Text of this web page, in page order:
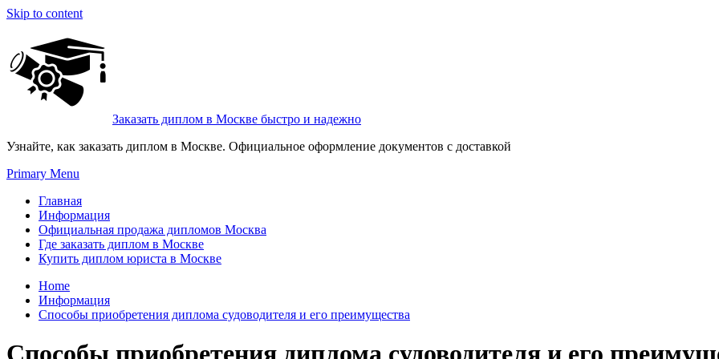
Skip to content
Заказать диплом в Москве быстро и надежно
Узнайте, как заказать диплом в Москве. Официальное оформление документов с доставкой
Primary Menu
Главная
Информация
Официальная продажа дипломов Москва
Где заказать диплом в Москве
Купить диплом юриста в Москве
Home
Информация
Способы приобретения диплома судоводителя и его преимущества